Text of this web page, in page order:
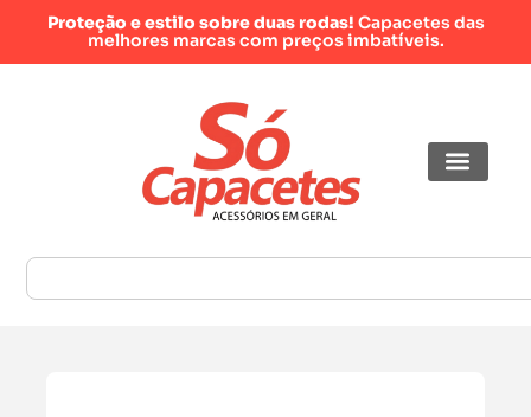
Proteção e estilo sobre duas rodas! Capacetes das
melhores marcas com preços imbatíveis.